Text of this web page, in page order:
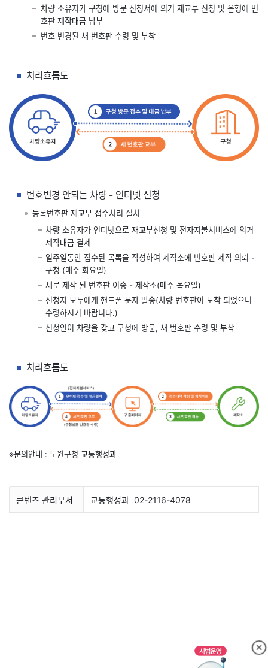
차량 소유자가 구청에 방문 신청서에 의거 재교부 신청 및 은행에 번
호판 제작대금 납부
번호 변경된 새 번호판 수령 및 부착
처리흐름도
번호변경 안되는 차량 - 인터넷 신청
등록번호판 재교부 접수처리 절차
차량 소유자가 인터넷으로 재교부신청 및 전자지불서비스에 의거
제작대금 결제
일주일동안 접수된 목록을 작성하여 제작소에 번호판 제작 의뢰 -
구청 (매주 화요일)
새로 제작 된 번호판 이송 - 제작소(매주 목요일)
신청자 모두에게 핸드폰 문자 발송(차량 번호판이 도착 되었으니
수령하시기 바랍니다.)
신청인이 차량을 갖고 구청에 방문, 새 번호판 수령 및 부착
처리흐름도
※문의안내 : 노원구청 교통행정과
콘텐츠 관리부서 교통행정과 02-2116-4078